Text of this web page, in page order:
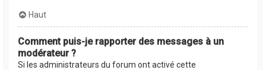
Haut
Comment puis-je rapporter des messages à un
modérateur ?
Si les administrateurs du forum ont activé cette